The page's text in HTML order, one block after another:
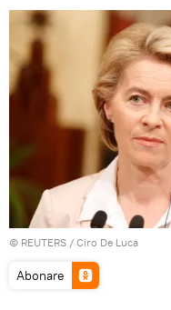
© REUTERS / Ciro De Luca
Abonare